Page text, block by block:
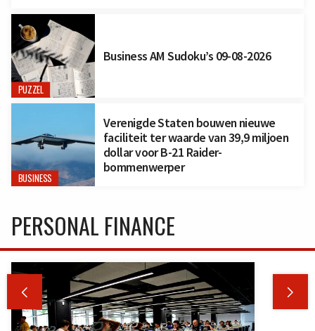
PUZZEL
Business AM Sudoku’s 09-08-2026
BUSINESS
Verenigde Staten bouwen nieuwe
faciliteit ter waarde van 39,9 miljoen
dollar voor B-21 Raider-
bommenwerper
PERSONAL FINANCE
 